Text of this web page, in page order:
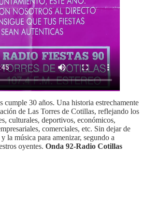
cumple 30 años. Una historia estrechamente
de Las Torres de Cotillas, reflejando los
culturales, deportivos, económicos,
comerciales, etc. Sin dejar de
la música para amenizar, segundo a
oyentes. Onda 92-Radio Cotillas